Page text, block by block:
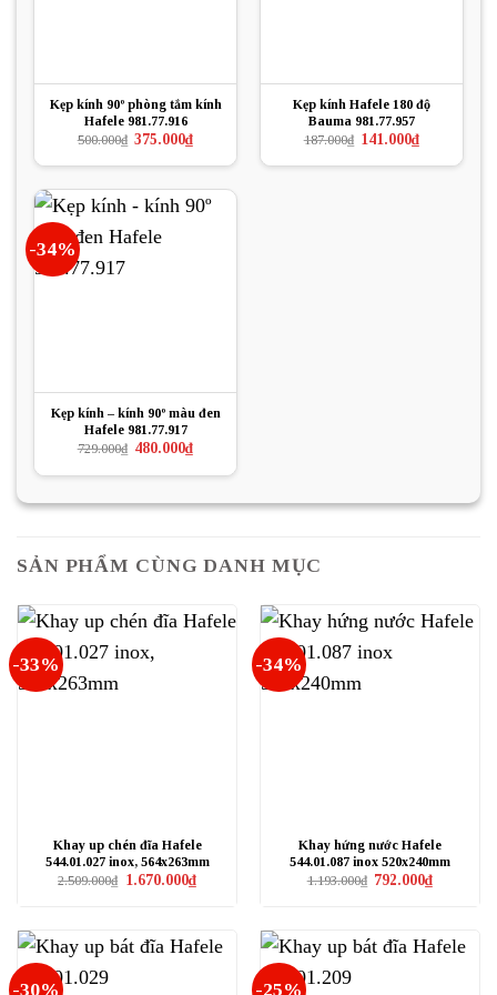
Kẹp kính 90º phòng tắm kính
Hafele 981.77.916
500.000₫ Giá
là:
375.000₫Giá
hiện
tại
375.000₫.
Kẹp kính Hafele 180 độ
Bauma 981.77.957
187.000₫ Giá
là:
141.000₫Giá
hiện
tại
-34%
Kẹp kính – kính 90º màu đen
Hafele 981.77.917
729.000₫ Giá
là:
480.000₫Giá
hiện
tại
480.000₫.
SẢN PHẨM CÙNG DANH MỤC
-33%
Khay up chén đĩa Hafele
544.01.027 inox, 564x263mm
2.509.000₫ Giá
1.670.000₫Giá
hiện
-34%
Khay hứng nước Hafele
544.01.087 inox 520x240mm
1.193.000₫ Giá
792.000₫Giá
hiện
-30% -25%